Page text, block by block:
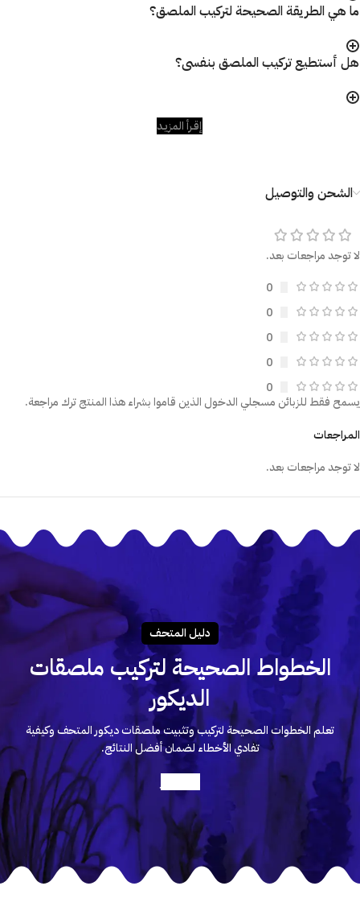
ما هي الطريقة الصحيحة لتركيب الملصق؟
هل أستطيع تركيب الملصق بنفسى؟
إقـرأ المزيـد
الشحن والتوصيل
لا توجد مراجعات بعد.
0
0
0
0
0
المراجعات
لا توجد مراجعات بعد.
يسمح فقط للزبائن مسجلي الدخول الذين قاموا بشراء هذا المنتج ترك مراجعة.
دليـل المتحـف
الخطواط الصحيحة لتركيب ملصقات
الديكور
تعلم الخطوات الصحيحة لتركيب وتثبيت ملصقات ديكور المتحف وكيفية
تفادي الأخطاء لضمان أفضل النتائج.